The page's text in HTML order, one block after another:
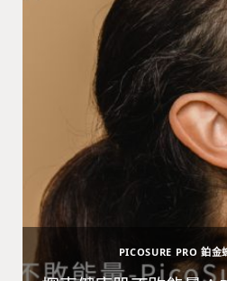
PICOSURE PRO 鉑金